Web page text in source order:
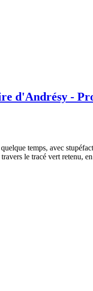
d'Andrésy -
temps, avec
le tracé vert retenu,